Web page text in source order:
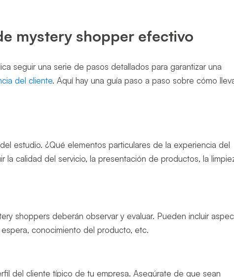
mystery shopper efectivo
seguir una serie de pasos detallados para garantizar una
del cliente. Aquí hay una guía paso a paso sobre cómo
estudio. ¿Qué elementos particulares de la experiencia del
la calidad del servicio, la presentación de productos, la
shoppers deberán observar y evaluar. Pueden incluir
conocimiento del producto, etc.
del cliente típico de tu empresa. Asegúrate de que sean